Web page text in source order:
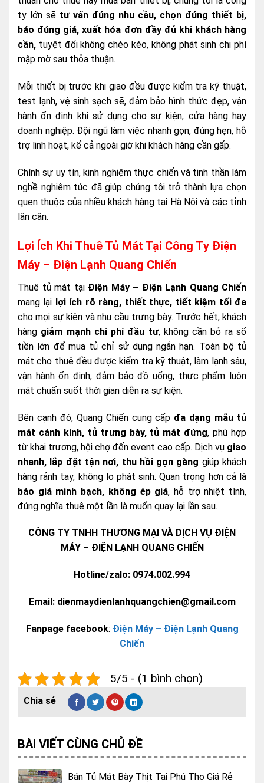
ty lớn sẽ tư vấn đúng nhu cầu, chọn đúng thiết bị,
báo đúng giá, xuất hóa đơn đầy đủ khi khách hàng
cần, tuyệt đối không chèo kéo, không phát sinh chi phí
mập mờ sau thỏa thuận.
Mỗi thiết bị trước khi giao đều được kiểm tra kỹ thuật,
test lạnh, vệ sinh sạch sẽ, đảm bảo hình thức đẹp, vận
hành ổn định khi sử dụng cho sự kiện, cửa hàng hay
doanh nghiệp. Đội ngũ làm việc nhanh gọn, đúng hẹn, hỗ
trợ linh hoạt, kể cả ngoài giờ khi khách hàng cần gấp.
Chính sự uy tín, kinh nghiệm thực chiến và tinh thần làm
nghề nghiêm túc đã giúp chúng tôi trở thành lựa chọn
quen thuộc của nhiều khách hàng tại Hà Nội và các tỉnh
lân cận.
Lợi Ích Khi Thuê Tủ Mát Tại Công Ty Điện
Máy – Điện Lạnh Quang Chiến
Thuê tủ mát tại Điện Máy – Điện Lạnh Quang Chiến
mang lại lợi ích rõ ràng, thiết thực, tiết kiệm tối đa
cho mọi sự kiện và nhu cầu trưng bày. Trước hết, khách
hàng giảm mạnh chi phí đầu tư, không cần bỏ ra số
tiền lớn để mua tủ chỉ sử dụng ngắn hạn. Toàn bộ tủ
mát cho thuê đều được kiểm tra kỹ thuật, làm lạnh sâu,
vận hành ổn định, đảm bảo đồ uống, thực phẩm luôn
mát chuẩn suốt thời gian diễn ra sự kiện.
Bên cạnh đó, Quang Chiến cung cấp đa dạng mẫu tủ
mát cánh kính, tủ trưng bày, tủ mát đứng, phù hợp
từ khai trương, hội chợ đến event cao cấp. Dịch vụ giao
nhanh, lắp đặt tận nơi, thu hồi gọn gàng giúp khách
hàng rảnh tay, không lo phát sinh. Quan trọng hơn cả là
báo giá minh bạch, không ép giá, hỗ trợ nhiệt tình,
đúng nghĩa thuê một lần là muốn quay lại lần sau.
CÔNG TY TNHH THƯƠNG MẠI VÀ DỊCH VỤ ĐIỆN
MÁY – ĐIỆN LẠNH QUANG CHIẾN
Hotline/zalo: 0974.002.994
Email: dienmaydienlanhquangchien@gmail.com
Fanpage facebook: Điện Máy – Điện Lạnh Quang
Chiến
5/5 - (1 bình chọn)
BÀI VIẾT CÙNG CHỦ ĐỀ
Bán Tủ Mát Bày Thịt Tại Phú Thọ Giá Rẻ